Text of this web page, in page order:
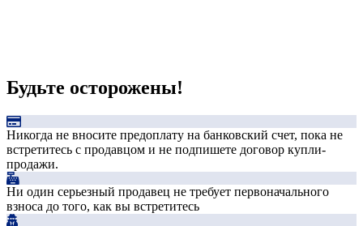
Будьте осторожены!
Никогда не вносите предоплату на банковский счет, пока не
встретитесь с продавцом и не подпишете договор купли-
продажи.
Ни один серьезный продавец не требует первоначального
взноса до того, как вы встретитесь